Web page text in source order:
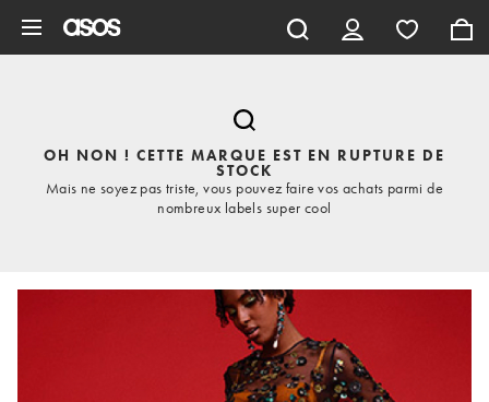
OH NON ! CETTE MARQUE EST EN RUPTURE DE
STOCK
Mais ne soyez pas triste, vous pouvez faire vos achats parmi de
nombreux labels super cool